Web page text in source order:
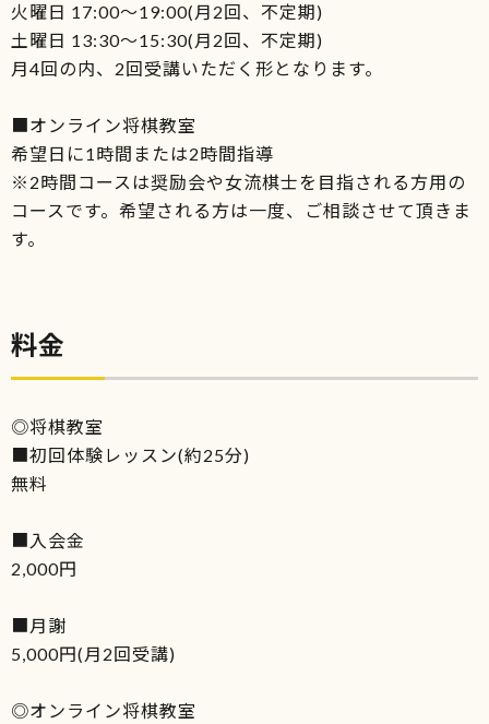
火曜日 17:00～19:00(月2回、不定期)
土曜日 13:30～15:30(月2回、不定期)
月4回の内、2回受講いただく形となります。
■オンライン将棋教室
希望日に1時間または2時間指導
※2時間コースは奨励会や女流棋士を目指される方用の
コースです。希望される方は一度、ご相談させて頂きま
す。
料金
◎将棋教室
■初回体験レッスン(約25分)
無料
■入会金
2,000円
■月謝
5,000円(月2回受講)
◎オンライン将棋教室